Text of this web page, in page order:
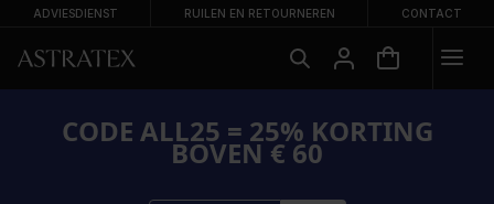
ADVIESDIENST RUILEN EN RETOURNEREN CONTACT
CODE ALL25 = 25% KORTING
BOVEN € 60